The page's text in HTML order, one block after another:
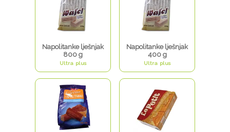
Napolitanke lješnjak
800 g
Ultra plus
Napolitanke lješnjak
400 g
Ultra plus